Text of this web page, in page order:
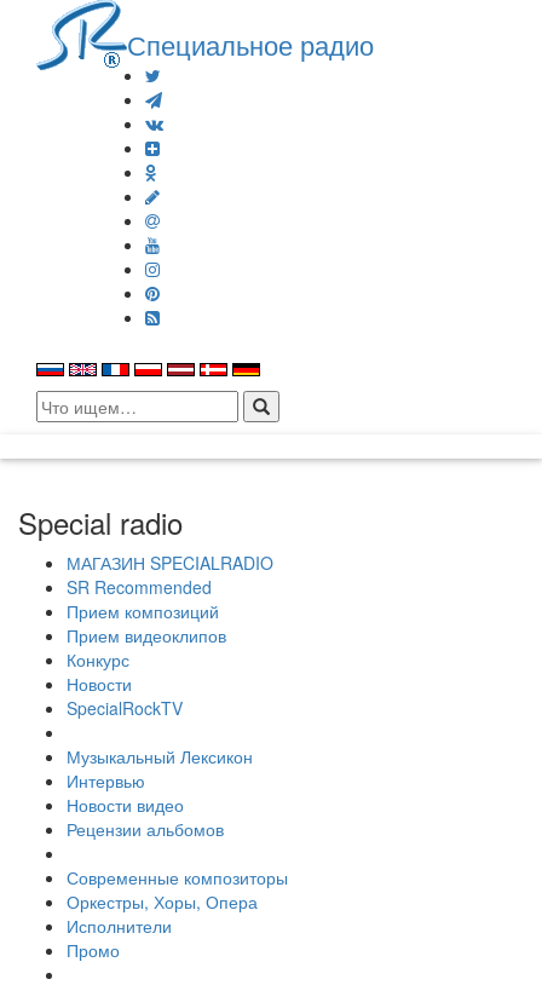
Специальное радио
Search
for:
Special radio
МАГАЗИН SPECIALRADIO
SR Recommended
Прием композиций
Прием видеоклипов
Конкурс
Новости
SpecialRockTV
Музыкальный Лексикон
Интервью
Новости видео
Рецензии альбомов
Современные композиторы
Оркестры, Хоры, Опера
Исполнители
Промо